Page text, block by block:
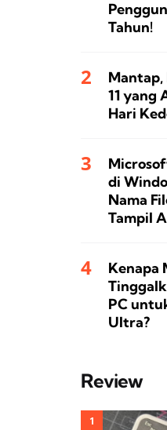
Tahun!
11 yang
Hari
di
Nama
Tampil
Kenapa
PC
Ultra?
Review